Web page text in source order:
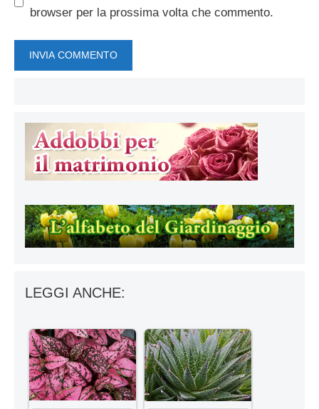
browser per la prossima volta che commento.
LEGGI ANCHE: